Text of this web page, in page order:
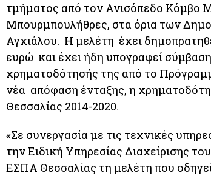
τμήματος από τον Ανισόπεδο Κόμβο
Μπουρμπουλήθρες, στα όρια των
Αγχιάλου. Η μελέτη έχει
ευρώ και έχει ήδη υπογραφεί
χρηματοδότησής της από το
νέα απόφαση ένταξης, η
Θεσσαλίας 2014-2020.
«Σε συνεργασία με τις τεχνικές
την Ειδική Υπηρεσίας Διαχείρισης
ΕΣΠΑ Θεσσαλίας τη μελέτη που